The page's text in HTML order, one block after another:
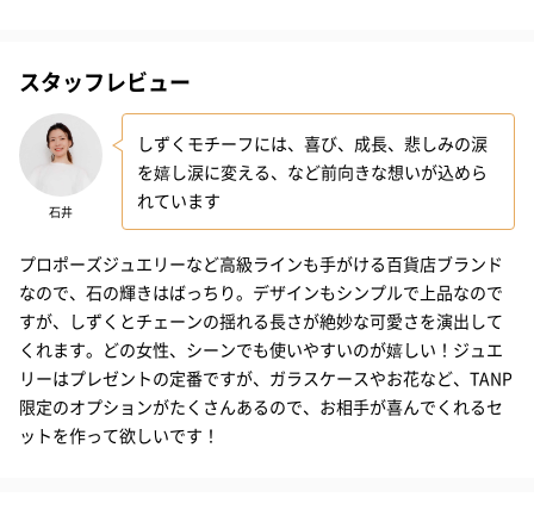
高品質
高品質な18金素材のアクアマリンピアスです。
さわやかでみずみずしいカラーとゴールドの相性は抜群です。
アクアマリンのみずみずしいきらめきを添えたしずくモチーフの
ピアス。
スタッフレビュー
石井
しずくモチーフには、喜び、成長、悲しみの涙
を嬉し涙に変える、など前向きな想いが込めら
れています
プロポーズジュエリーなど高級ラインも手がける百貨店ブランド
なので、石の輝きはばっちり。デザインもシンプルで上品なので
すが、しずくとチェーンの揺れる長さが絶妙な可愛さを演出して
くれます。どの女性、シーンでも使いやすいのが嬉しい！ジュエ
リーはプレゼントの定番ですが、ガラスケースやお花など、TANP
限定のオプションがたくさんあるので、お相手が喜んでくれるセ
ットを作って欲しいです！